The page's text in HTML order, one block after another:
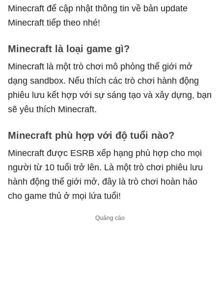
Minecraft để cập nhật thông tin về bản update
Minecraft tiếp theo nhé!
Minecraft là loại game gì?
Minecraft là một trò chơi mô phỏng thế giới mở
dạng sandbox. Nếu thích các trò chơi hành động
phiêu lưu kết hợp với sự sáng tạo và xây dựng, bạn
sẽ yêu thích Minecraft.
Minecraft phù hợp với độ tuổi nào?
Minecraft được ESRB xếp hạng phù hợp cho mọi
người từ 10 tuổi trở lên. Là một trò chơi phiêu lưu
hành động thế giới mở, đây là trò chơi hoàn hảo
cho game thủ ở mọi lứa tuổi!